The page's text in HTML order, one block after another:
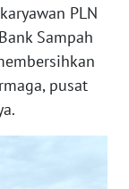
PLN
Sampah
pusat